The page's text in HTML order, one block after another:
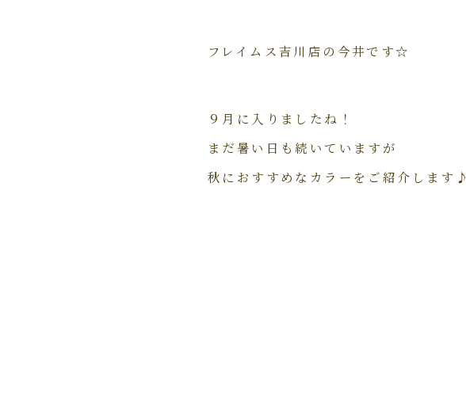
フレイムス吉川店の今井です☆
９月に入りましたね！
まだ暑い日も続いていますが
秋におすすめなカラーをご紹介します♪